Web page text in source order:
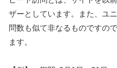
ザーとしています。また、ユ
問数も似て非なるものですの
ます。